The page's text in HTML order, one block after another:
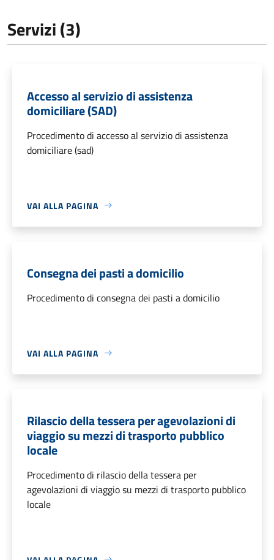
Servizi (3)
Accesso al servizio di assistenza
domiciliare (SAD)
Procedimento di accesso al servizio di assistenza
domiciliare (sad)
VAI ALLA PAGINA
Consegna dei pasti a domicilio
Procedimento di consegna dei pasti a domicilio
VAI ALLA PAGINA
Rilascio della tessera per agevolazioni di
viaggio su mezzi di trasporto pubblico
locale
Procedimento di rilascio della tessera per
agevolazioni di viaggio su mezzi di trasporto pubblico
locale